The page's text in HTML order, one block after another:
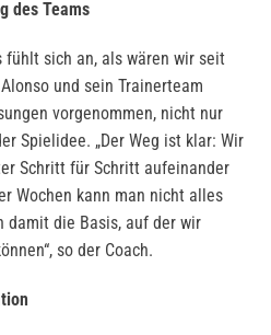
des Teams
fühlt sich an, als wären wir seit
und sein Trainerteam
vorgenommen, nicht nur
Spielidee. „Der Weg ist klar: Wir
Schritt für Schritt aufeinander
Wochen kann man nicht alles
damit die Basis, auf der wir
so der Coach.